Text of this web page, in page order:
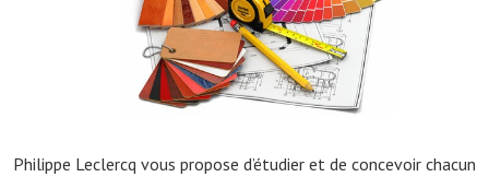
Philippe Leclercq vous propose d’étudier et de concevoir chacun